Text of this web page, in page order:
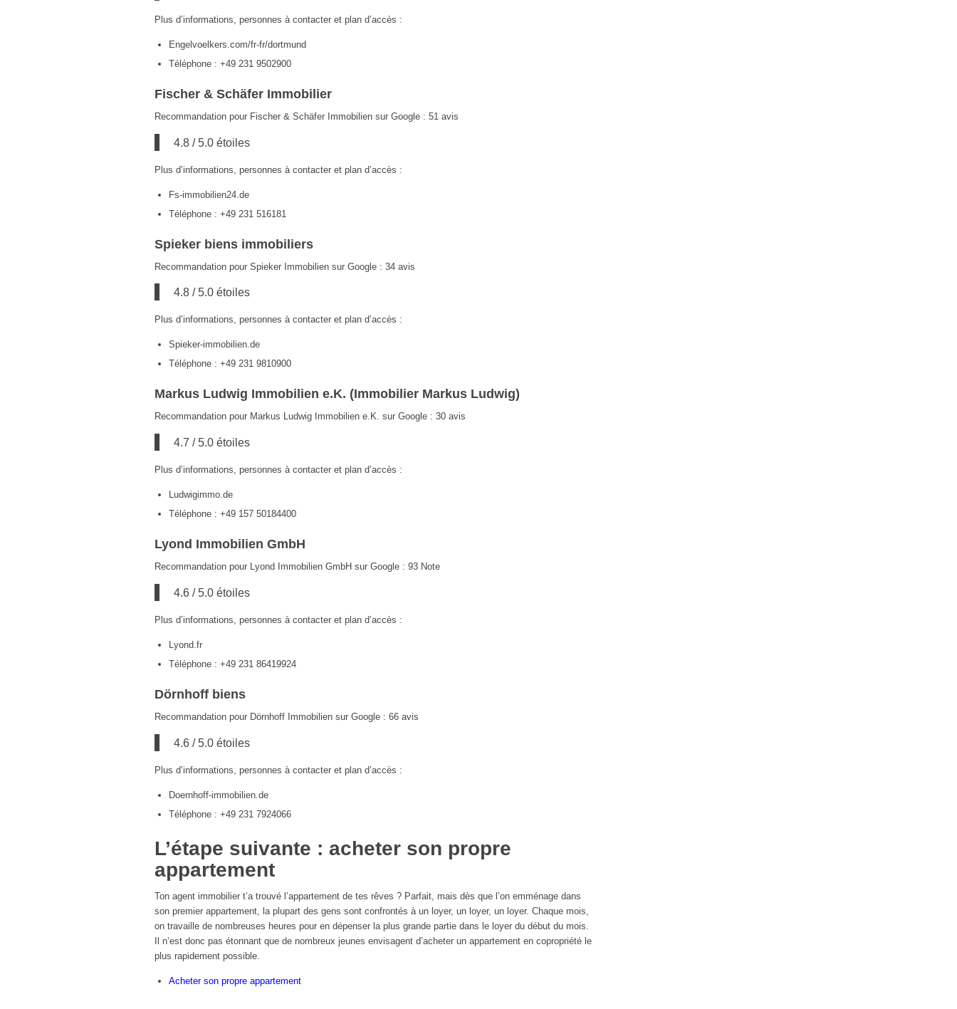
Plus d’informations, personnes à contacter et plan d’accès :
Engelvoelkers.com/fr-fr/dortmund
Téléphone : +49 231 9502900
Fischer & Schäfer Immobilier
Recommandation pour Fischer & Schäfer Immobilien sur Google : 51 avis
4.8 / 5.0 étoiles
Plus d’informations, personnes à contacter et plan d’accès :
Fs-immobilien24.de
Téléphone : +49 231 516181
Spieker biens immobiliers
Recommandation pour Spieker Immobilien sur Google : 34 avis
4.8 / 5.0 étoiles
Plus d’informations, personnes à contacter et plan d’accès :
Spieker-immobilien.de
Téléphone : +49 231 9810900
Markus Ludwig Immobilien e.K. (Immobilier Markus Ludwig)
Recommandation pour Markus Ludwig Immobilien e.K. sur Google : 30 avis
4.7 / 5.0 étoiles
Plus d’informations, personnes à contacter et plan d’accès :
Ludwigimmo.de
Téléphone : +49 157 50184400
Lyond Immobilien GmbH
Recommandation pour Lyond Immobilien GmbH sur Google : 93 Note
4.6 / 5.0 étoiles
Plus d’informations, personnes à contacter et plan d’accès :
Lyond.fr
Téléphone : +49 231 86419924
Dörnhoff biens
Recommandation pour Dörnhoff Immobilien sur Google : 66 avis
4.6 / 5.0 étoiles
Plus d’informations, personnes à contacter et plan d’accès :
Doernhoff-immobilien.de
Téléphone : +49 231 7924066
L’étape suivante : acheter son propre
appartement
Ton agent immobilier t’a trouvé l’appartement de tes rêves ? Parfait, mais dès que l’on emménage dans
son premier appartement, la plupart des gens sont confrontés à un loyer, un loyer, un loyer. Chaque mois,
on travaille de nombreuses heures pour en dépenser la plus grande partie dans le loyer du début du mois.
Il n’est donc pas étonnant que de nombreux jeunes envisagent d’acheter un appartement en copropriété le
plus rapidement possible.
Acheter son propre appartement